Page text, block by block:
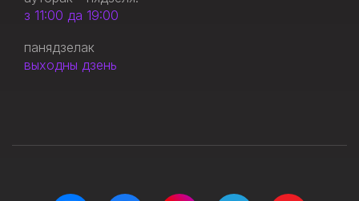
з 11:00 да 19:00
панядзелак
выходны дзень